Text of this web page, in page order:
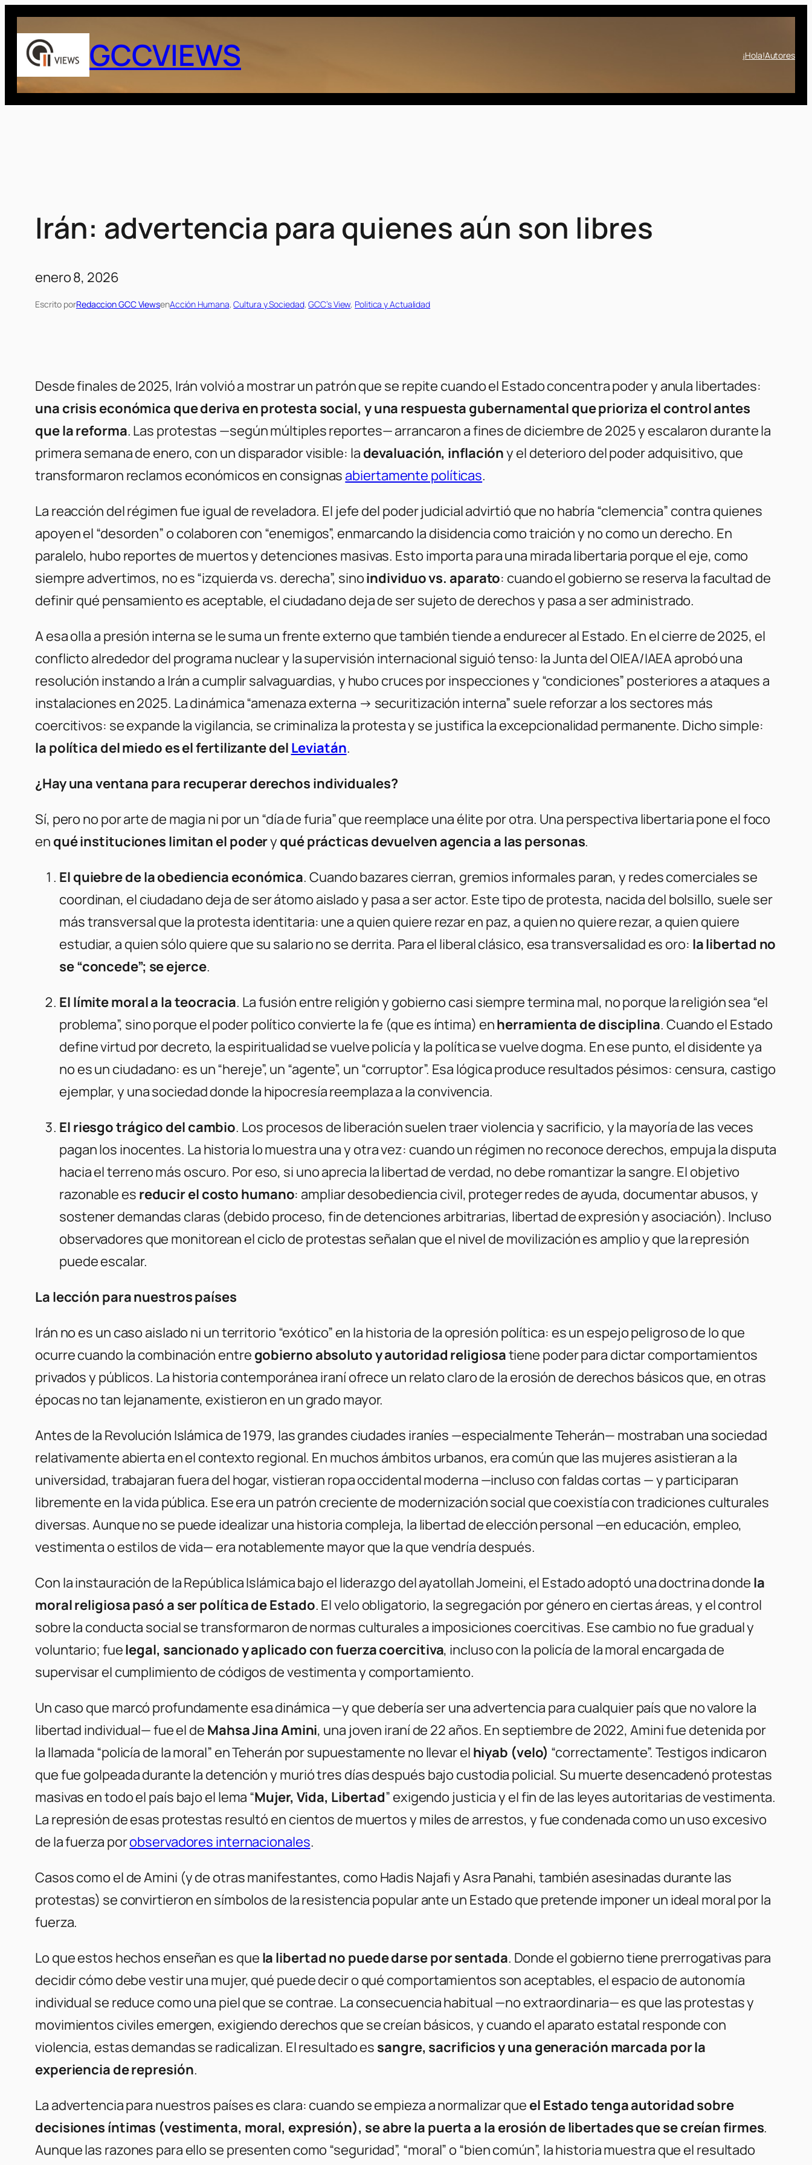
Saltar
contenido
GCCVIEWS ¡Hola!Autores
Irán: advertencia para quienes aún son libres
enero 8, 2026
Escrito porRedaccion GCC ViewsenAcción Humana, Cultura y Sociedad, GCC’s View, Politica y Actualidad
Desde finales de 2025, Irán volvió a mostrar un patrón que se repite cuando el Estado concentra poder y anula libertades:
una crisis económica que deriva en protesta social, y una respuesta gubernamental que prioriza el control antes
que la reforma. Las protestas —según múltiples reportes— arrancaron a fines de diciembre de 2025 y escalaron durante la
primera semana de enero, con un disparador visible: la devaluación, inflacióny el deterioro del poder adquisitivo, que
transformaron reclamos económicos en consignas abiertamente políticas.
La reacción del régimen fue igual de reveladora. El jefe del poder judicial advirtió que no habría “clemencia” contra quienes
apoyen el “desorden” o colaboren con “enemigos”, enmarcando la disidencia como traición y no como un derecho. En
paralelo, hubo reportes de muertos y detenciones masivas. Esto importa para una mirada libertaria porque el eje, como
siempre advertimos, no es “izquierda vs. derecha”, sinoindividuo vs. aparato: cuando el gobierno se reserva la facultad de
definir qué pensamiento es aceptable, el ciudadano deja de ser sujeto de derechos y pasa a ser administrado.
A esa olla a presión interna se le suma un frente externo que también tiende a endurecer al Estado. En el cierre de 2025, el
conflicto alrededor del programa nuclear y la supervisión internacional siguió tenso: la Junta del OIEA/IAEA aprobó una
resolución instando a Irán a cumplir salvaguardias, y hubo cruces por inspecciones y “condiciones” posteriores a ataques a
instalaciones en 2025. La dinámica “amenaza externa → securitización interna” suele reforzar a los sectores más
coercitivos: se expande la vigilancia, se criminaliza la protesta y se justifica la excepcionalidad permanente. Dicho simple:
la política del miedo es el fertilizante del Leviatán.
¿Hay una ventana para recuperar derechos individuales?
Sí, pero no por arte de magia ni por un “día de furia” que reemplace una élite por otra. Una perspectiva libertaria pone el foco
en qué instituciones limitan el podery qué prácticas devuelven agencia a las personas.
El quiebre de la obediencia económica. Cuando bazares cierran, gremios informales paran, y redes comerciales se
coordinan, el ciudadano deja de ser átomo aislado y pasa a ser actor. Este tipo de protesta, nacida del bolsillo, suele ser
más transversal que la protesta identitaria: une a quien quiere rezar en paz, a quien no quiere rezar, a quien quiere
estudiar, a quien sólo quiere que su salario no se derrita. Para el liberal clásico, esa transversalidad es oro: la libertad no
se “concede”; se ejerce.
El límite moral a la teocracia. La fusión entre religión y gobierno casi siempre termina mal, no porque la religión sea “el
problema”, sino porque el poder político convierte la fe (que es íntima) enherramienta de disciplina. Cuando el Estado
define virtud por decreto, la espiritualidad se vuelve policía y la política se vuelve dogma. En ese punto, el disidente ya
no es un ciudadano: es un “hereje”, un “agente”, un “corruptor”. Esa lógica produce resultados pésimos: censura, castigo
ejemplar, y una sociedad donde la hipocresía reemplaza a la convivencia.
El riesgo trágico del cambio. Los procesos de liberación suelen traer violencia y sacrificio, y la mayoría de las veces
pagan los inocentes. La historia lo muestra una y otra vez: cuando un régimen no reconoce derechos, empuja la disputa
hacia el terreno más oscuro. Por eso, si uno aprecia la libertad de verdad, no debe romantizar la sangre. El objetivo
razonable es reducir el costo humano: ampliar desobediencia civil, proteger redes de ayuda, documentar abusos, y
sostener demandas claras (debido proceso, fin de detenciones arbitrarias, libertad de expresión y asociación). Incluso
observadores que monitorean el ciclo de protestas señalan que el nivel de movilización es amplio y que la represión
puede escalar.
La lección para nuestros países
Irán no es un caso aislado ni un territorio “exótico” en la historia de la opresión política: es un espejo peligroso de lo que
ocurre cuando la combinación entre gobierno absoluto y autoridad religiosatiene poder para dictar comportamientos
privados y públicos. La historia contemporánea iraní ofrece un relato claro de la erosión de derechos básicos que, en otras
épocas no tan lejanamente, existieron en un grado mayor.
Antes de la Revolución Islámica de 1979, las grandes ciudades iraníes —especialmente Teherán— mostraban una sociedad
relativamente abierta en el contexto regional. En muchos ámbitos urbanos, era común que las mujeres asistieran a la
universidad, trabajaran fuera del hogar, vistieran ropa occidental moderna —incluso con faldas cortas — y participaran
libremente en la vida pública. Ese era un patrón creciente de modernización social que coexistía con tradiciones culturales
diversas. Aunque no se puede idealizar una historia compleja, la libertad de elección personal —en educación, empleo,
vestimenta o estilos de vida— era notablemente mayor que la que vendría después.
Con la instauración de la República Islámica bajo el liderazgo del ayatollah Jomeini, el Estado adoptó una doctrina donde la
moral religiosa pasó a ser política de Estado. El velo obligatorio, la segregación por género en ciertas áreas, y el control
sobre la conducta social se transformaron de normas culturales a imposiciones coercitivas. Ese cambio no fue gradual y
voluntario; fuelegal, sancionado y aplicado con fuerza coercitiva, incluso con la policía de la moral encargada de
supervisar el cumplimiento de códigos de vestimenta y comportamiento.
Un caso que marcó profundamente esa dinámica —y que debería ser una advertencia para cualquier país que no valore la
libertad individual— fue el de MahsaJinaAmini, una joven iraní de 22 años. En septiembre de 2022, Amini fue detenida por
la llamada “policía de la moral” en Teherán por supuestamente no llevar el hiyab (velo) “correctamente”. Testigos indicaron
que fue golpeada durante la detención y murió tres días después bajo custodia policial. Su muerte desencadenó protestas
masivas en todo el país bajo el lema “Mujer, Vida, Libertad” exigendo justicia y el fin de las leyes autoritarias de vestimenta.
La represión de esas protestas resultó en cientos de muertos y miles de arrestos, y fue condenada como un uso excesivo
de la fuerza porobservadores internacionales.
Casos como el de Amini (y de otras manifestantes, como Hadis NajafiyAsra Panahi, también asesinadas durante las
protestas) se convirtieron en símbolos de la resistencia popular ante un Estado que pretende imponer un ideal moral por la
fuerza.
Lo que estos hechos enseñan es que la libertad no puede darse por sentada. Donde el gobierno tiene prerrogativas para
decidir cómo debe vestir una mujer, qué puede decir o qué comportamientos son aceptables, el espacio de autonomía
individual se reduce como una piel que se contrae. La consecuencia habitual —no extraordinaria— es que las protestas y
movimientos civiles emergen, exigiendo derechos que se creían básicos, y cuando el aparato estatal responde con
violencia, estas demandas se radicalizan. El resultado es sangre, sacrificios y una generación marcada por la
experiencia de represión.
La advertencia para nuestros países es clara: cuando se empieza a normalizar que el Estado tenga autoridad sobre
decisiones íntimas (vestimenta, moral, expresión), se abre la puerta a la erosión de libertades que se creían firmes.
Aunque las razones para ello se presenten como “seguridad”, “moral” o “bien común”, la historia muestra que el resultado